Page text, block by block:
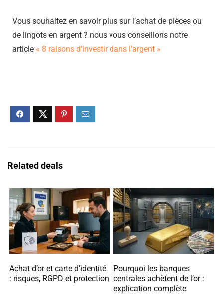
Vous souhaitez en savoir plus sur l’achat de pièces ou
de lingots en argent ? nous vous conseillons notre
article « 8 raisons d’investir dans l’argent »
Related deals
Achat d’or et carte d’identité
: risques, RGPD et protection
Pourquoi les banques
centrales achètent de l’or :
explication complète